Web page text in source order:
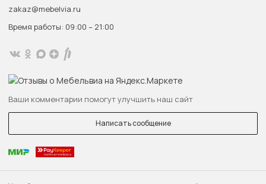
zakaz@mebelvia.ru
Время работы: 09:00 – 21:00
Ваши комментарии помогут улучшить наш сайт
Написать сообщение